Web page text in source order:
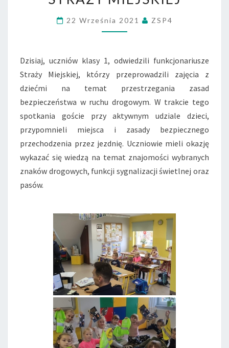
STRAŻY
22 Września 2021 ZSP4
Dzisiaj, uczniów klasy 1, odwiedzili funkcjonariusze
Straży Miejskiej, którzy przeprowadzili zajęcia z
dziećmi na temat przestrzegania zasad
bezpieczeństwa w ruchu drogowym. W trakcie tego
spotkania goście przy aktywnym udziale dzieci,
przypomnieli miejsca i zasady bezpiecznego
przechodzenia przez jezdnię. Uczniowie mieli okazję
wykazać się wiedzą na temat znajomości wybranych
znaków drogowych, funkcji sygnalizacji świetlnej oraz
pasów.